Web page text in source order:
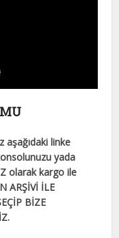
aşağıdaki linke
yada
olarak kargo ile
ARŞİVİ İLE
BİZE